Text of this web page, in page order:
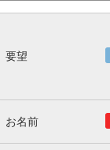
要望
お名前